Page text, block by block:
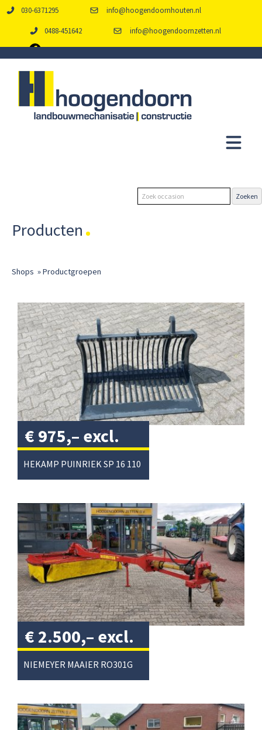
030-6371295 info@hoogendoornhouten.nl
0488-451642 info@hoogendoornzetten.nl
Producten
Shops »Productgroepen
HEKAMP PUINRIEK SP 16 110
€ 975,– excl.
btw/
NIEMEYER MAAIER RO301G
€ 2.500,– excl.
btw/